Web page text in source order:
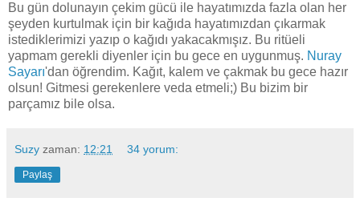
Bu gün dolunayın çekim gücü ile hayatımızda fazla olan her
şeyden kurtulmak için bir kağıda hayatımızdan çıkarmak
istediklerimizi yazıp o kağıdı yakacakmışız. Bu ritüeli
yapmam gerekli diyenler için bu gece en uygunmuş. Nuray
Sayarı'dan öğrendim. Kağıt, kalem ve çakmak bu gece hazır
olsun! Gitmesi gerekenlere veda etmeli;) Bu bizim bir
parçamız bile olsa.
Suzy zaman: 12:21 34 yorum:
Paylaş